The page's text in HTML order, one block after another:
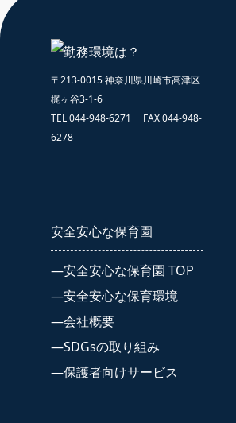
〒213-0015 神奈川県川崎市高津区
梶ヶ谷3-1-6
TEL 044-948-6271 FAX 044-948-
6278
安全安心な保育園
安全安心な保育園 TOP
安全安心な保育環境
会社概要
SDGsの取り組み
保護者向けサービス